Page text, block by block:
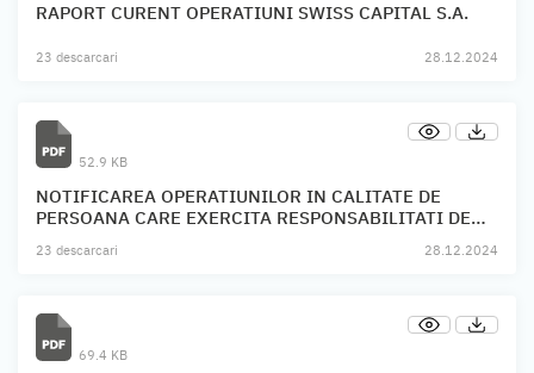
RAPORT CURENT OPERATIUNI SWISS CAPITAL S.A.
23 descarcari 28.12.2024
52.9 KB
NOTIFICAREA OPERATIUNILOR IN CALITATE DE
PERSOANA CARE EXERCITA RESPONSABILITATI DE
23 descarcari 28.12.2024
69.4 KB